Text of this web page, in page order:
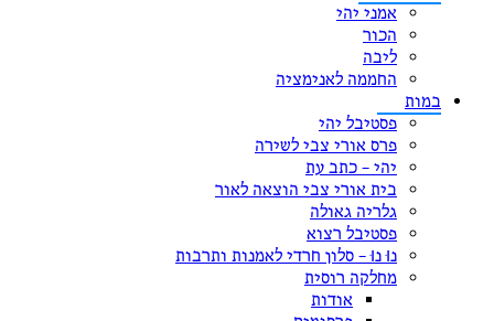
אמני יהי
הכור
ליבה
החממה לאנימציה
במות
פסטיבל יהי
פרס אורי צבי לשירה
יהי – כתב עת
בית אורי צבי הוצאה לאור
גלריה גאולה
פסטיבל רצוא
נוּ נוּ – סלון חרדי לאמנות ותרבות
מחלקה רוסית
אודות